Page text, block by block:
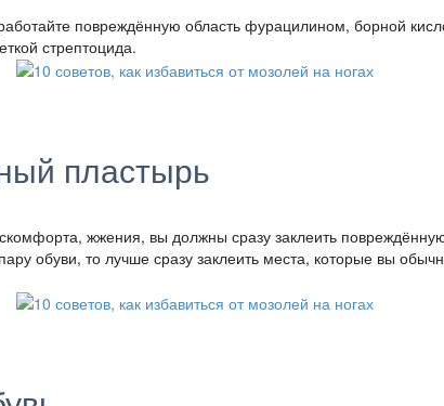
повреждённую область фурацилином, борной
стрептоцида.
пластырь
жжения, вы должны сразу заклеить
обуви, то лучше сразу заклеить места, которые вы